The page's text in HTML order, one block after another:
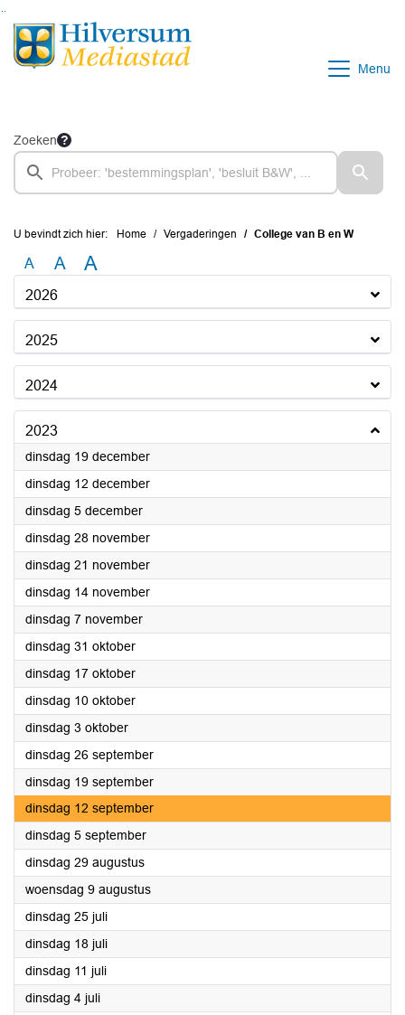
Ga naar de inhoud van deze pagina
Ga naar het zoeken
Menu
Zoeken
U bevindt zich hier: Home Vergaderingen College van B en W
A A A
2026
2025
2024
2023
dinsdag 19 december2023
dinsdag 12 december2023
dinsdag 5 december2023
dinsdag 28 november2023
dinsdag 21 november2023
dinsdag 14 november2023
dinsdag 7 november2023
dinsdag 31 oktober2023
dinsdag 17 oktober2023
dinsdag 10 oktober2023
dinsdag 3 oktober2023
dinsdag 26 september2023
dinsdag 19 september2023
dinsdag 12 september2023
dinsdag 5 september2023
dinsdag 29 augustus2023
woensdag 9 augustus2023
dinsdag 25 juli2023
dinsdag 18 juli2023
dinsdag 11 juli2023
dinsdag 4 juli2023